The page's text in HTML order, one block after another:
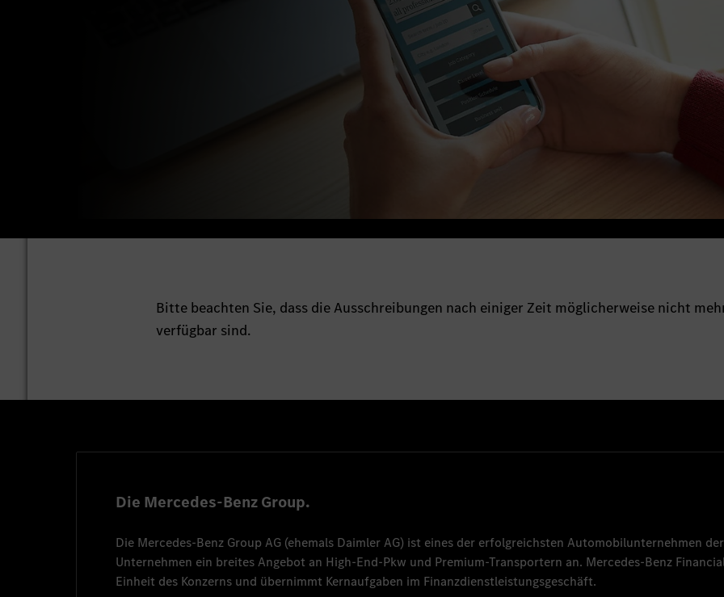
Bitte beachten Sie, dass die Ausschreibungen nach einiger Zeit möglicherweise nicht
verfügbar sind.
Die Mercedes-Benz Group.
Die Mercedes-Benz Group AG (ehemals Daimler AG) ist eines der erfolgreichsten Automobilunternehmen
Unternehmen ein breites Angebot an High-End-Pkw und Premium-Transportern an. Mercedes-Benz
Einheit des Konzerns und übernimmt Kernaufgaben im Finanzdienstleistungsgeschäft.